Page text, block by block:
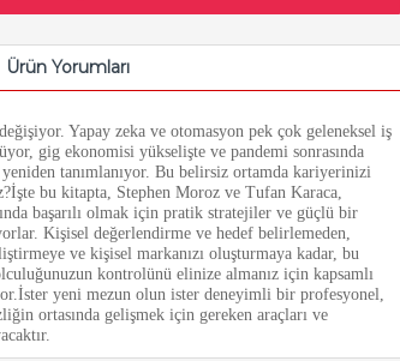
Ürün Yorumları
Yapay zeka ve otomasyon pek çok geleneksel iş
gig ekonomisi yükselişte ve pandemi sonrasında
tanımlanıyor. Bu belirsiz ortamda kariyerinizi
bu kitapta, Stephen Moroz ve Tufan Karaca,
başarılı olmak için pratik stratejiler ve güçlü bir
Kişisel değerlendirme ve hedef belirlemeden,
ve kişisel markanızı oluşturmaya kadar, bu
kontrolünü elinize almanız için kapsamlı
yeni mezun olun ister deneyimli bir profesyonel,
ortasında gelişmek için gereken araçları ve